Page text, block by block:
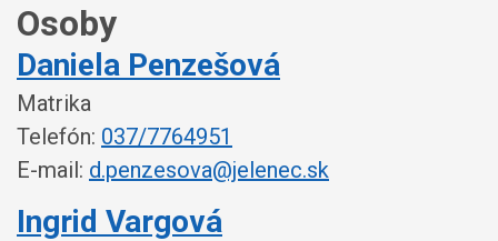
Osoby
Daniela Penzešová
Matrika
Telefón: 037/7764951
E-mail: d.penzesova@jelenec.sk
Ingrid Vargová